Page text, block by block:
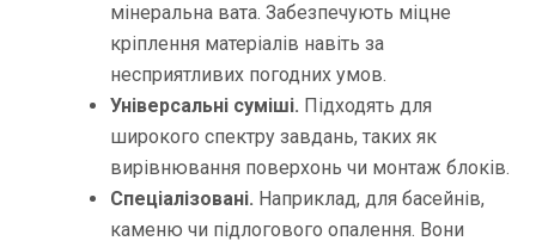
мінеральна вата. Забезпечують міцне
кріплення матеріалів навіть за
несприятливих погодних умов.
Універсальні суміші. Підходять для
широкого спектру завдань, таких як
вирівнювання поверхонь чи монтаж блоків.
Спеціалізовані. Наприклад, для басейнів,
каменю чи підлогового опалення. Вони